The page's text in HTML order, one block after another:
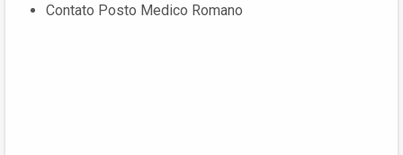
Contato Posto Medico Romano